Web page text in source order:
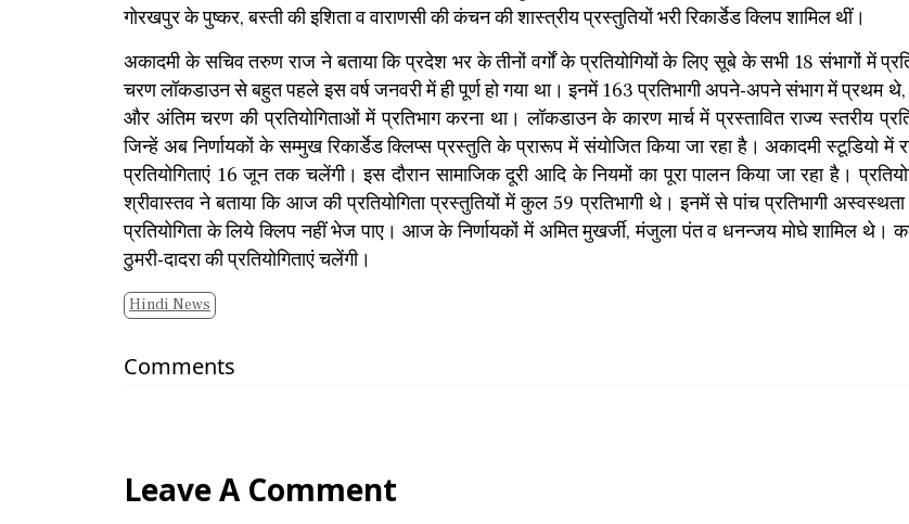
गोरखपुर के पुष्कर, बस्ती की इशिता व वाराणसी की कंचन की शास्त्रीय प्रस्तुतियों भरी रिकार्डेड क्लिप शामिल थीं।
अकादमी के सचिव तरुण राज ने बताया कि प्रदेश भर के तीनों वर्गों के प्रतियोगियों के लिए सूबे के सभी 18 संभागों में
चरण लाॅकडाउन से बहुत पहले इस वर्ष जनवरी में ही पूर्ण हो गया था। इनमें 163 प्रतिभागी अपने-अपने संभाग में प्रथम थे,
और अंतिम चरण की प्रतियोगिताओं में प्रतिभाग करना था। लाॅकडाउन के कारण मार्च में प्रस्तावित राज्य स्तरीय
जिन्हें अब निर्णायकों के सम्मुख रिकार्डेड क्लिप्स प्रस्तुति के प्रारूप में संयोजित किया जा रहा है। अकादमी स्टूडियो में
प्रतियोगिताएं 16 जून तक चलेंगी। इस दौरान सामाजिक दूरी आदि के नियमों का पूरा पालन किया जा रहा है।
श्रीवास्तव ने बताया कि आज की प्रतियोगिता प्रस्तुतियों में कुल 59 प्रतिभागी थे। इनमें से पांच प्रतिभागी
प्रतियोगिता के लिये क्लिप नहीं भेज पाए। आज के निर्णायकों में अमित मुखर्जी, मंजुला पंत व धनन्जय मोघे शामिल थे।
ठुमरी-दादरा की प्रतियोगिताएं चलेंगी।
Hindi News
Comments
Leave A Comment